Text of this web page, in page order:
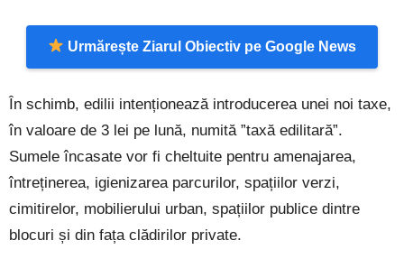
Urmărește Ziarul Obiectiv pe Google News
În schimb, edilii intenționează introducerea unei noi taxe,
în valoare de 3 lei pe lună, numită ”taxă edilitară”.
Sumele încasate vor fi cheltuite pentru amenajarea,
întreținerea, igienizarea parcurilor, spațiilor verzi,
cimitirelor, mobilierului urban, spațiilor publice dintre
blocuri și din fața clădirilor private.